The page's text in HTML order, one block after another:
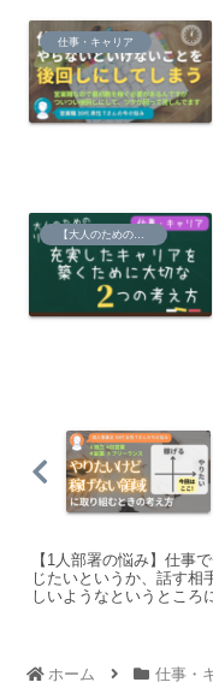
仕事・キャリア
【大人のための】リテラシー道場
【1人部署の悩み】仕事
じたいというか、話す相
しいようなというところ
ホーム 仕事・